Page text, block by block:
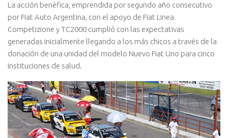
La acción benéfica, emprendida por segundo año consecutivo
por Fiat Auto Argentina, con el apoyo de Fiat Linea
Competizione y TC2000 cumplió con las expectativas
generadas inicialmente llegando a los más chicos a través de la
donación de una unidad del modelo Nuevo Fiat Uno para cinco
instituciones de salud.